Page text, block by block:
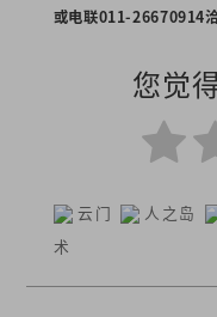
或电联011-26670914洽
您觉
云门 人之岛
术